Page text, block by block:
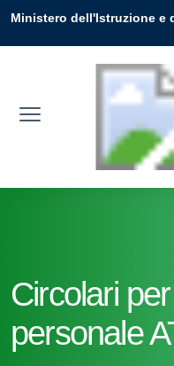
Ministero dell'Istruzione e
Circolari
personale